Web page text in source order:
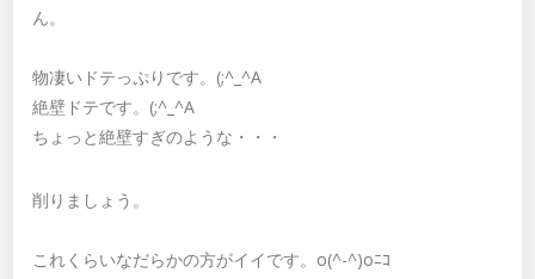
ん。
物凄いドテっぷりです。(;^_^A
絶壁ドテです。(;^_^A
ちょっと絶壁すぎのような・・・
削りましょう。
これくらいなだらかの方がイイです。o(^-^)oﾆｺ